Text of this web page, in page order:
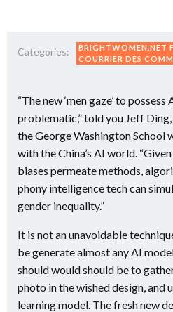
Categories:
BRIGHTWOMEN.NET
COURRIER DES
“The new ‘men gaze’ to
problematic,” told you Jeff
the George Washington School
with the China’s AI world.
biases permeate methods,
phony intelligence tech can
gender inequality.”
It is not an unavoidable
be generate almost any AI
should would should be to
photo in the wished design, and
learning model. The fresh new